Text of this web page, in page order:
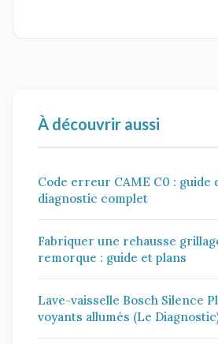
À découvrir aussi
Code erreur CAME C0 : guide
diagnostic complet
Fabriquer une rehausse
remorque : guide et plans
Lave-vaisselle Bosch Silence
voyants allumés (Le